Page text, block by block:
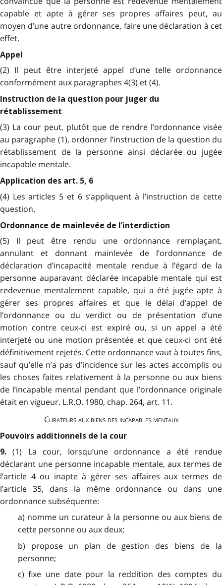
capable et apte à gérer ses propres affaires peut, au
moyen d’une autre ordonnance, faire une déclaration à cet
effet.
Appel
(2) Il peut être interjeté appel d’une telle ordonnance
conformément aux paragraphes 4(3) et (4).
Instruction de la question pour juger du
rétablissement
(3) La cour peut, plutôt que de rendre l’ordonnance visée
au paragraphe (1), ordonner l’instruction de la question du
rétablissement de la personne ainsi déclarée ou jugée
incapable mentale.
Application des art. 5, 6
(4) Les articles 5 et 6 s’appliquent à l’instruction de cette
question.
Ordonnance de mainlevée de l’interdiction
(5) Il peut être rendu une ordonnance remplaçant,
annulant et donnant mainlevée de l’ordonnance de
déclaration d’incapacité mentale rendue à l’égard de la
personne auparavant déclarée incapable mentale qui est
redevenue mentalement capable, qui a été jugée apte à
gérer ses propres affaires et que le délai d’appel de
l’ordonnance ou du verdict ou de présentation d’une
motion contre ceux-ci est expiré ou, si un appel a été
interjeté ou une motion présentée et que ceux-ci ont été
définitivement rejetés. Cette ordonnance vaut à toutes fins,
sauf qu’elle n’a pas d’incidence sur les actes accomplis ou
les choses faites relativement à la personne ou aux biens
de l’incapable mental pendant que l’ordonnance originale
était en vigueur. L.R.O. 1980, chap. 264, art. 11.
Curateurs aux biens des incapables mentaux
Pouvoirs additionnels de la cour
9.(1) La cour, lorsqu’une ordonnance a été rendue
déclarant une personne incapable mentale, aux termes de
l’article 4 ou inapte à gérer ses affaires aux termes de
l’article 35, dans la même ordonnance ou dans une
ordonnance subséquente:
a) nomme un curateur à la personne ou aux biens de
cette personne ou aux deux;
b) propose un plan de gestion des biens de la
personne;
c) fixe une date pour la reddition des comptes du